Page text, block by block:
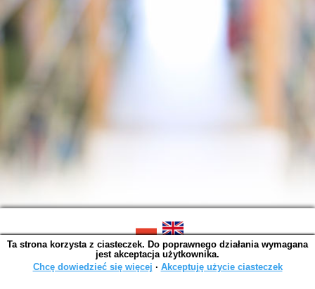
SOWA OPAC v. 6.11.10 (2026-07-24)
Wygenerowano w 0,0038 s.
Ta strona korzysta z ciasteczek. Do poprawnego działania wymagana
jest akceptacja użytkownika.
Chcę dowiedzieć się więcej ∙ Akceptuję użycie ciasteczek